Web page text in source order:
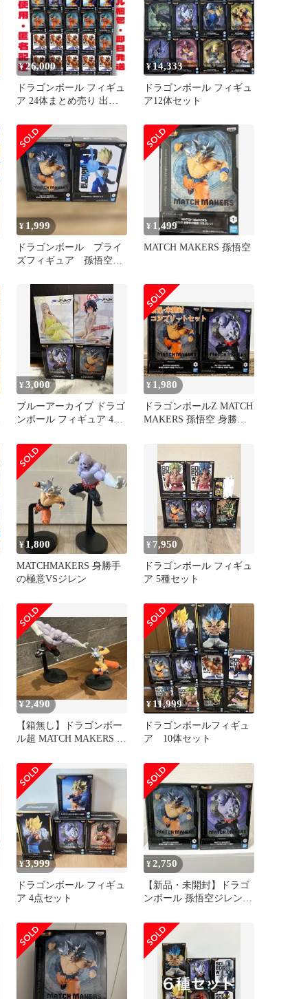
¥26,000
ドラゴンボール フィギュ
ア 24体まとめ売り 出陣
¥14,333
ドラゴンボール フィギュ
ア12体セット
¥ 1,999
ドラゴンボール プライ
ズフィギュア 孫悟空
¥ 1,499
MATCH MAKERS 孫悟空
¥3,000
ブルーアーカイブ ドラゴ
ンボール フィギュア 4点
¥ 1,980
ドラゴンボールZ MATCH
MAKERS 孫悟空 身勝手
¥ 1,800
MATCHMAKERS 身勝手
の極意VSジレン
¥ 7,950
ドラゴンボール フィギュ
ア 5種セット
¥2,490
【箱無し】ドラゴンボー
ル超 MATCH MAKERS 孫
¥11,999
ドラゴンボールフィギュ
ア 10体セット
¥3,999
ドラゴンボール フィギュ
ア 4点セット
¥2,750
【新品・未開封】ドラゴ
ンボール 孫悟空ジレン
箱キズあり